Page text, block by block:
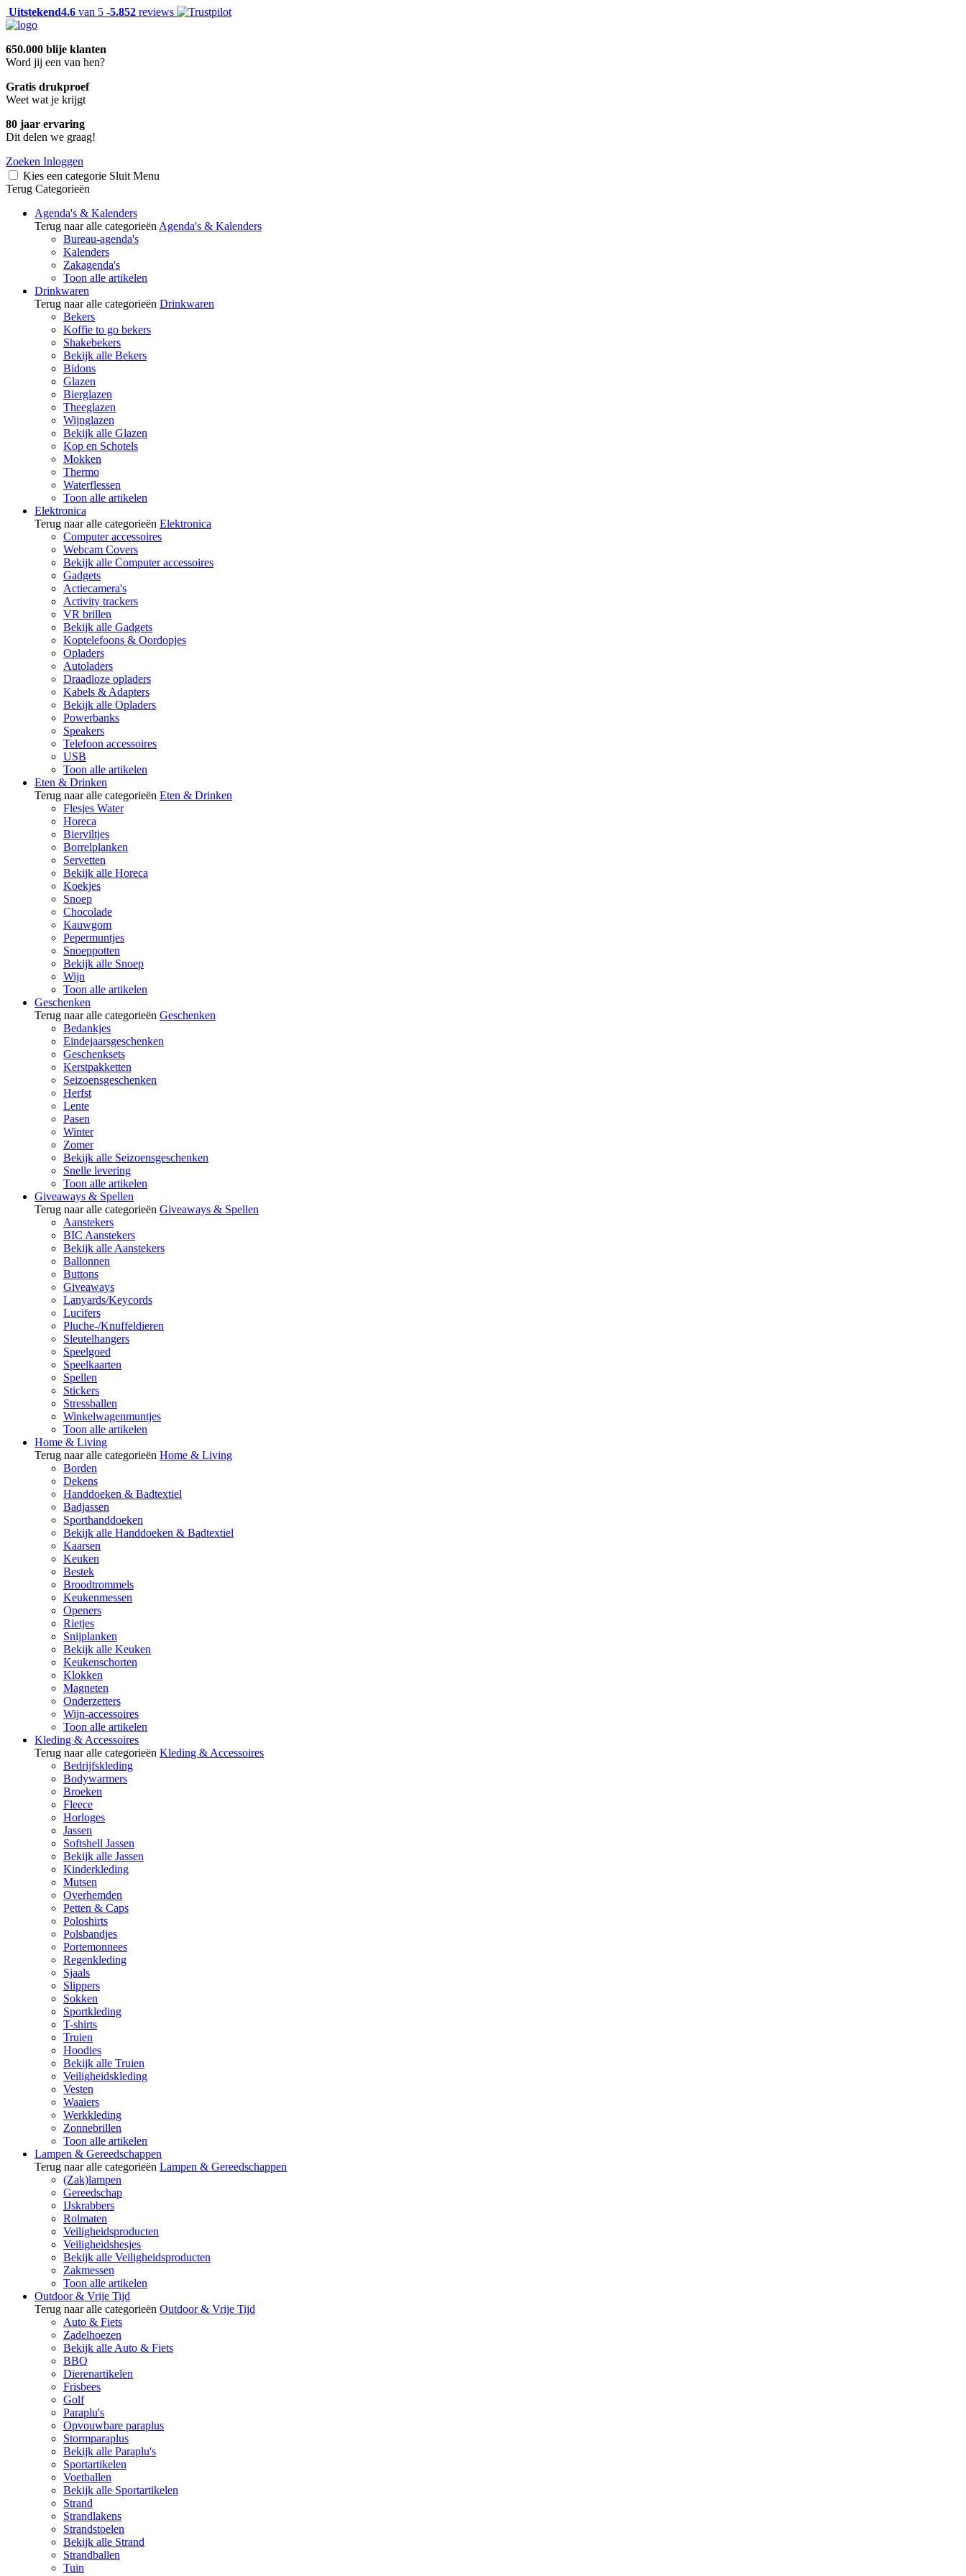
Uitstekend4.6 van 5 -5.852 reviews
650.000 blije klanten
Word jij een van hen?
Gratis drukproef
Weet wat je krijgt
80 jaar ervaring
Dit delen we graag!
Zoeken Inloggen
Kies een categorie Sluit Menu
Terug Categorieën
Agenda's & Kalenders
Terug naar alle categorieën Agenda's & Kalenders
Bureau-agenda's
Kalenders
Zakagenda's
Toon alle artikelen
Drinkwaren
Terug naar alle categorieën Drinkwaren
Bekers
Koffie to go bekers
Shakebekers
Bekijk alle Bekers
Bidons
Glazen
Bierglazen
Theeglazen
Wijnglazen
Bekijk alle Glazen
Kop en Schotels
Mokken
Thermo
Waterflessen
Toon alle artikelen
Elektronica
Terug naar alle categorieën Elektronica
Computer accessoires
Webcam Covers
Bekijk alle Computer accessoires
Gadgets
Actiecamera's
Activity trackers
VR brillen
Bekijk alle Gadgets
Koptelefoons & Oordopjes
Opladers
Autoladers
Draadloze opladers
Kabels & Adapters
Bekijk alle Opladers
Powerbanks
Speakers
Telefoon accessoires
USB
Toon alle artikelen
Eten & Drinken
Terug naar alle categorieën Eten & Drinken
Flesjes Water
Horeca
Bierviltjes
Borrelplanken
Servetten
Bekijk alle Horeca
Koekjes
Snoep
Chocolade
Kauwgom
Pepermuntjes
Snoeppotten
Bekijk alle Snoep
Wijn
Toon alle artikelen
Geschenken
Terug naar alle categorieën Geschenken
Bedankjes
Eindejaarsgeschenken
Geschenksets
Kerstpakketten
Seizoensgeschenken
Herfst
Lente
Pasen
Winter
Zomer
Bekijk alle Seizoensgeschenken
Snelle levering
Toon alle artikelen
Giveaways & Spellen
Terug naar alle categorieën Giveaways & Spellen
Aanstekers
BIC Aanstekers
Bekijk alle Aanstekers
Ballonnen
Buttons
Giveaways
Lanyards/Keycords
Lucifers
Pluche-/Knuffeldieren
Sleutelhangers
Speelgoed
Speelkaarten
Spellen
Stickers
Stressballen
Winkelwagenmuntjes
Toon alle artikelen
Home & Living
Terug naar alle categorieën Home & Living
Borden
Dekens
Handdoeken & Badtextiel
Badjassen
Sporthanddoeken
Bekijk alle Handdoeken & Badtextiel
Kaarsen
Keuken
Bestek
Broodtrommels
Keukenmessen
Openers
Rietjes
Snijplanken
Bekijk alle Keuken
Keukenschorten
Klokken
Magneten
Onderzetters
Wijn-accessoires
Toon alle artikelen
Kleding & Accessoires
Terug naar alle categorieën Kleding & Accessoires
Bedrijfskleding
Bodywarmers
Broeken
Fleece
Horloges
Jassen
Softshell Jassen
Bekijk alle Jassen
Kinderkleding
Mutsen
Overhemden
Petten & Caps
Poloshirts
Polsbandjes
Portemonnees
Regenkleding
Sjaals
Slippers
Sokken
Sportkleding
T-shirts
Truien
Hoodies
Bekijk alle Truien
Veiligheidskleding
Vesten
Waaiers
Werkkleding
Zonnebrillen
Toon alle artikelen
Lampen & Gereedschappen
Terug naar alle categorieën Lampen & Gereedschappen
(Zak)lampen
Gereedschap
IJskrabbers
Rolmaten
Veiligheidsproducten
Veiligheidshesjes
Bekijk alle Veiligheidsproducten
Zakmessen
Toon alle artikelen
Outdoor & Vrije Tijd
Terug naar alle categorieën Outdoor & Vrije Tijd
Auto & Fiets
Zadelhoezen
Bekijk alle Auto & Fiets
BBQ
Dierenartikelen
Frisbees
Golf
Paraplu's
Opvouwbare paraplus
Stormparaplus
Bekijk alle Paraplu's
Sportartikelen
Voetballen
Bekijk alle Sportartikelen
Strand
Strandlakens
Strandstoelen
Bekijk alle Strand
Strandballen
Tuin